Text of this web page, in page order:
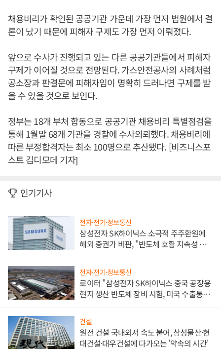
채용비리가 확인된 공공기관 가운데 가장 먼저 법원에서 결
론이 났기 때문에 피해자 구제도 가장 먼저 이뤄졌다.
앞으로 수사가 진행되고 있는 다른 공공기관들에서 피해자
구제가 이어질 것으로 전망된다. 가스안전공사의 사례처럼
공소장과 판결문에 피해자임이 명확히 드러나면 구제를 받
을 수 있을 것으로 보인다.
정부는 18개 부처 합동으로 공공기관 채용비리 특별점검을
통해 1월말 68개 기관을 경찰에 수사의뢰했다. 채용비리에
따른 부정합격자는 최소 100명으로 추산됐다. [비즈니스포
스트 김디모데 기자]
인기기사
전자·전기·정보통신
삼성전자 SK하이닉스 소극적 주주환원에
해외 증권가 비판, "반도체 호황 지속성 의
전자·전기·정보통신
로이터 "삼성전자 SK하이닉스 중국 공장용
현지 생산 반도체 장비 시험, 미국 수출통제
건설
원전 건설 국내외서 속도 붙어, 삼성물산·현
대건설·대우건설에 다가오는 '약속의 시간'